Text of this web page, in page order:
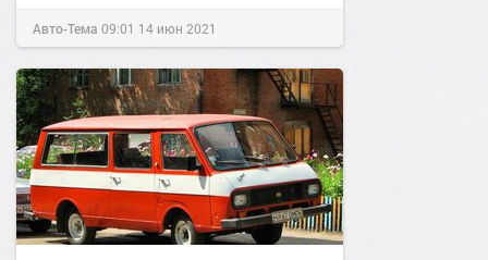
Авто-Тема 09:01 14 июн 2021